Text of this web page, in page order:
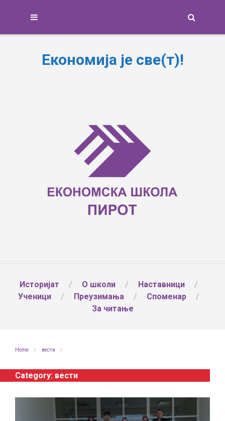
Економија је све(т)!
Историјат О школи
Наставници
Ученици
Преузимања
Споменар
За читање
Home вести
Category: вести